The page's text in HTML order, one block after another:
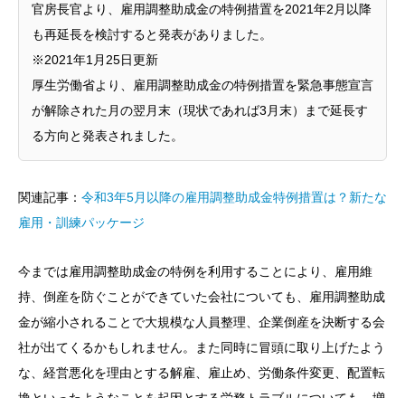
官房長官より、雇用調整助成金の特例措置を2021年2月以降
も再延長を検討すると発表がありました。
※2021年1月25日更新
厚生労働省より、雇用調整助成金の特例措置を緊急事態宣言
が解除された月の翌月末（現状であれば3月末）まで延長す
る方向と発表されました。
関連記事： 令和3年5月以降の雇用調整助成金特例措置は？新たな
雇用・訓練パッケージ
今までは雇用調整助成金の特例を利用することにより、雇用維
持、倒産を防ぐことができていた会社についても、雇用調整助成
金が縮小されることで大規模な人員整理、企業倒産を決断する会
社が出てくるかもしれません。また同時に冒頭に取り上げたよう
な、経営悪化を理由とする解雇、雇止め、労働条件変更、配置転